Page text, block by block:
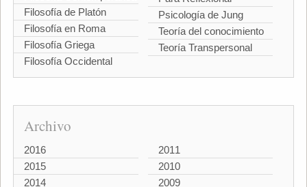
Filosofía de Platón
Filosofía en Roma
Filosofía Griega
Filosofía Occidental
Psicología de Jung
Teoría del conocimiento
Teoría Transpersonal
Archivo
2016
2015
2014
2011
2010
2009